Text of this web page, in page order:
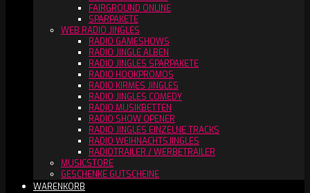
FAIRGROUND ONLINE
SPARPAKETE
WEB RADIO JINGLES
RADIO GAMESHOWS
RADIO JINGLE ALBEN
RADIO JINGLES SPARPAKETE
RADIO HOOKPROMOS
RADIO KIRMES JINGLES
RADIO JINGLES COMEDY
RADIO MUSIKBETTEN
RADIO SHOW OPENER
RADIO JINGLES EINZELNE TRACKS
RADIO WEIHNACHTSJINGLES
RADIOTRAILER / WERBETRAILER
MUSICSTORE
GESCHENKE GUTSCHEINE
WARENKORB